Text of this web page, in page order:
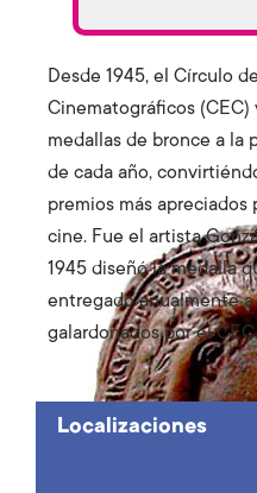
Desde 1945, el Círculo
Cinematográficos
medallas de bronce a la
de cada año,
premios más apreciados
cine. Fue el artista
1945 diseñó la medalla
entregado anualmente
galardonados por el
Localizaciones